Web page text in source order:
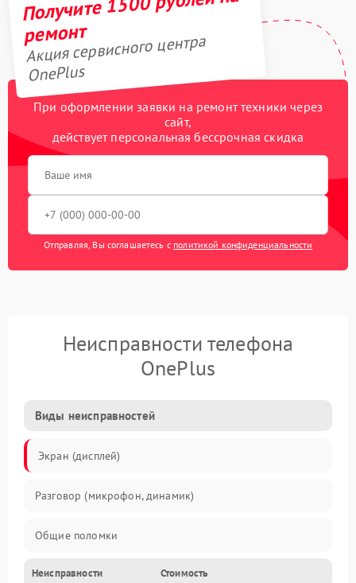
ремонт
Акция сервисного центра
OnePlus
При оформлении заявки на ремонт техники через
сайт,
действует персональная бессрочная скидка
Отправляя, Вы соглашаетесь с политикой конфиденциальности
Неисправности телефона
OnePlus
Виды неисправностей
Экран (дисплей)
Разговор (микрофон, динамик)
Общие поломки
Проблемы связи
Неисправности Стоимость